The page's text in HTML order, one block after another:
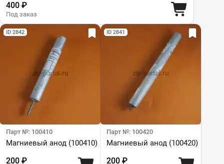
400 ₽
Под заказ
ID 2842
Парт №: 100410
Магниевый анод (100410)
200 ₽
ID 2841
Парт №: 100420
Магниевый анод (100420)
200 ₽